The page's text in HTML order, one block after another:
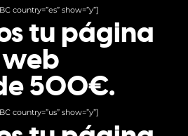
country=”es” show=”y”]
tu página
web
500€.
country=”us” show=”y”]